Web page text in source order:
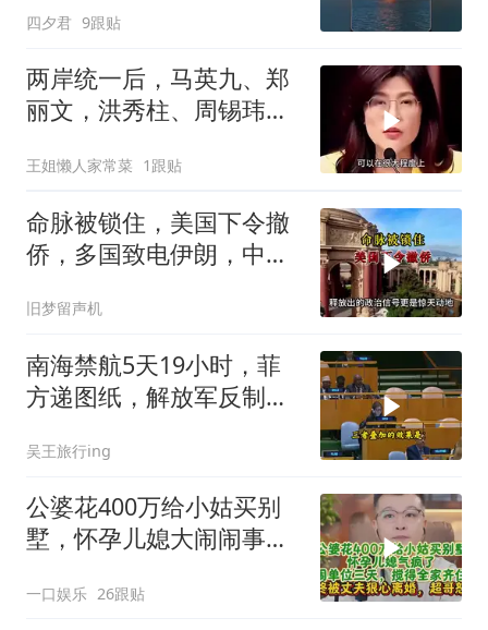
四夕君 9跟贴
两岸统一后，马英九、郑
丽文，洪秀柱、周锡玮谁
王姐懒人家常菜 1跟贴
命脉被锁住，美国下令撤
侨，多国致电伊朗，中国
旧梦留声机
南海禁航5天19小时，菲
方递图纸，解放军反制组
吴王旅行ing
公婆花400万给小姑买别
墅，怀孕儿媳大闹闹事，
一口娱乐 26跟贴